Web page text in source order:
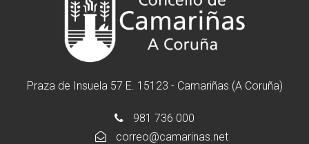
Praza de Insuela 57 E. 15123 - Camariñas (A Coruña)
981 736 000
correo@camarinas.net